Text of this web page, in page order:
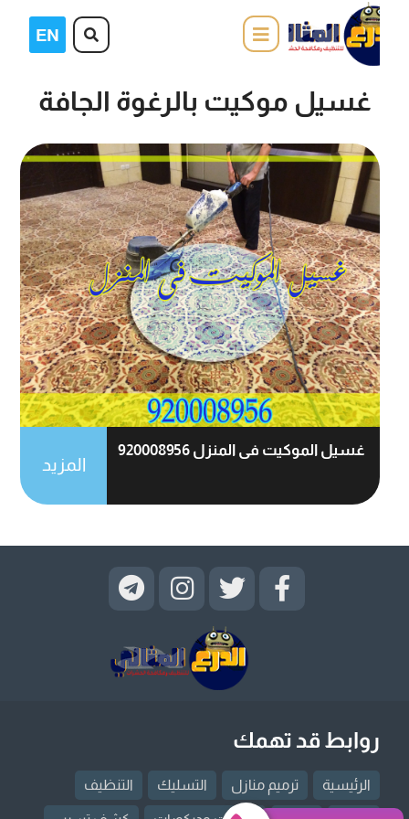
غسيل موكيت بالرغوة الجافة
غسيل الموكيت فى المنزل 920008956
المزيد
روابط قد تهمك
الرئيسية ترميم منازل التسليك التنظيف